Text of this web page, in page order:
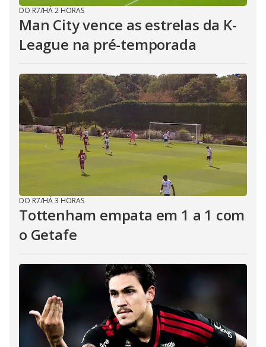
DO R7/HÁ 2 HORAS
Man City vence as estrelas da K-
League na pré-temporada
DO R7/HÁ 3 HORAS
Tottenham empata em 1 a 1 com
o Getafe